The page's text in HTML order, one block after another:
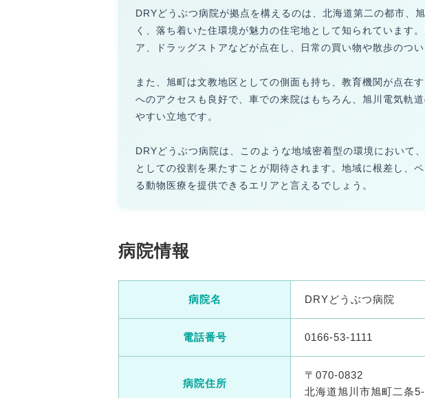
DRYどうぶつ病院が拠点を構えるのは、北海道第二の都市、
く、落ち着いた住環境が魅力の住宅地として知られています
ア、ドラッグストアなどが点在し、日常の買い物や散歩のつ
また、旭町は文教地区としての側面も持ち、教育機関が点在
へのアクセスも良好で、車での来院はもちろん、旭川電気軌
やすい立地です。
DRYどうぶつ病院は、このような地域密着型の環境において
としての役割を果たすことが期待されます。地域に根差し、
る動物医療を提供できるエリアと言えるでしょう。
病院情報
病院名 DRYどうぶつ病院
電話番号 0166-53-1111
病院住所
〒070-0832
北海道旭川市旭町二条